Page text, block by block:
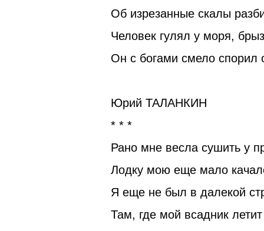
Об изрезанные скалы
Человек гулял у моря,
Он с богами смело спорил
Юрий ТАЛАНКИН
* * *
Рано мне весла сушить у
Лодку мою еще мало
Я еще не был в далекой
Там, где мой всадник